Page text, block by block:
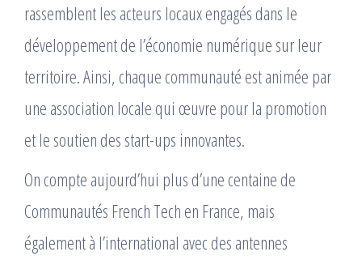
rassemblent les acteurs locaux engagés dans le
développement de l’économie numérique sur leur
territoire. Ainsi, chaque communauté est animée par
une association locale qui œuvre pour la promotion
et le soutien des start-ups innovantes.
On compte aujourd’hui plus d’une centaine de
Communautés French Tech en France, mais
également à l’international avec des antennes